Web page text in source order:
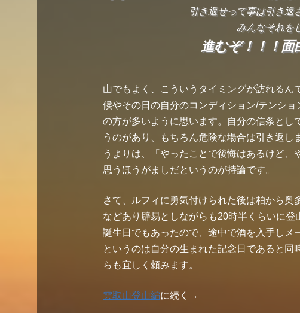
引き返せって事は引き返
みんなそれを
進むぞ！！！面
山でもよく、こういうタイミングが訪れる
候やその日の自分のコンディション/テンシ
の方が多いように思います。自分の信条とし
うのがあり、もちろん危険な場合は引き返
うよりは、「やったことで後悔はあるけど
思うほうがましだというのが持論です。
さて、ルフィに勇気付けられた後は柏から
などあり辟易としながらも20時半くらいに
誕生日でもあったので、途中で酒を入手しメ
というのは自分の生まれた記念日であると
らも宜しく頼みます。
雲取山登山編に続く→